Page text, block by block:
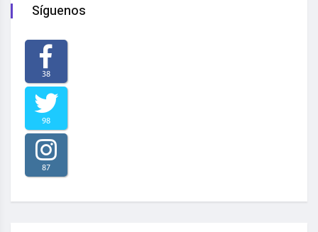
Síguenos
38
98
87